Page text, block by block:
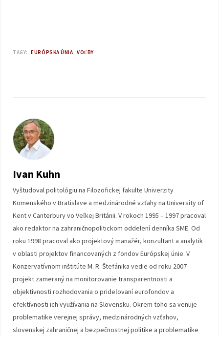
TAGY: EURÓPSKA ÚNIA VOĽBY
Ivan Kuhn
Vyštudoval politológiu na Filozofickej fakulte Univerzity
Komenského v Bratislave a medzinárodné vzťahy na University of
Kent v Canterbury vo Veľkej Británii. V rokoch 1995 – 1997 pracoval
ako redaktor na zahraničnopolitickom oddelení denníka SME. Od
roku 1998 pracoval ako projektový manažér, konzultant a analytik
v oblasti projektov financovaných z fondov Európskej únie. V
Konzervatívnom inštitúte M. R. Štefánika vedie od roku 2007
projekt zameraný na monitorovanie transparentnosti a
objektívnosti rozhodovania o prideľovaní eurofondov a
efektívnosti ich využívania na Slovensku. Okrem toho sa venuje
problematike verejnej správy, medzinárodných vzťahov,
slovenskej zahraničnej a bezpečnostnej politike a problematike